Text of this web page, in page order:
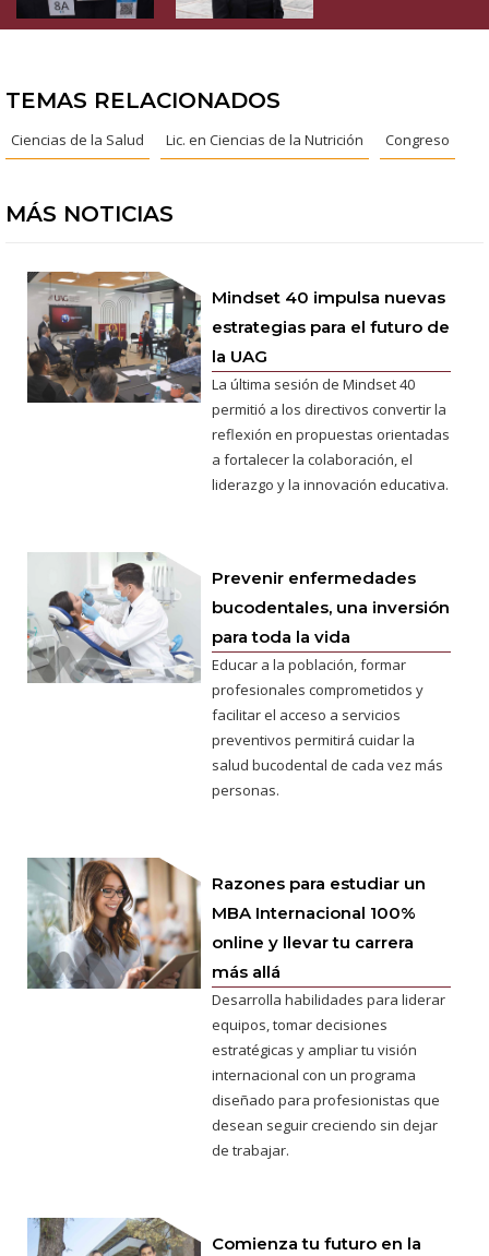
TEMAS RELACIONADOS
Ciencias de la Salud Lic. en Ciencias de la Nutrición Congreso
MÁS NOTICIAS
Mindset 40 impulsa nuevas
estrategias para el futuro de
la UAG
La última sesión de Mindset 40
permitió a los directivos convertir la
reflexión en propuestas orientadas
a fortalecer la colaboración, el
liderazgo y la innovación educativa.
Prevenir enfermedades
bucodentales, una inversión
para toda la vida
Educar a la población, formar
profesionales comprometidos y
facilitar el acceso a servicios
preventivos permitirá cuidar la
salud bucodental de cada vez más
personas.
Razones para estudiar un
MBA Internacional 100%
online y llevar tu carrera
más allá
Desarrolla habilidades para liderar
equipos, tomar decisiones
estratégicas y ampliar tu visión
internacional con un programa
diseñado para profesionistas que
desean seguir creciendo sin dejar
de trabajar.
Comienza tu futuro en la